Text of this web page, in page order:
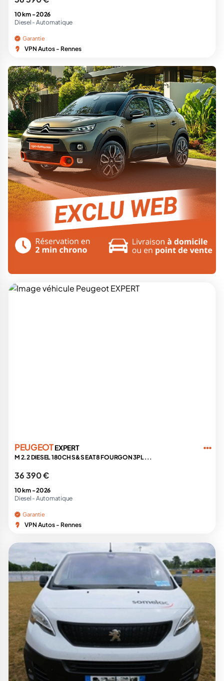
10 km -2026
Diesel - Automatique
Garantie
VPN Autos - Rennes
PEUGEOTEXPERT
M 2.2 DIESEL 180CH S&S EAT8 FOURGON 3PL ...
36 390 €
10 km -2026
Diesel - Automatique
Garantie
VPN Autos - Rennes